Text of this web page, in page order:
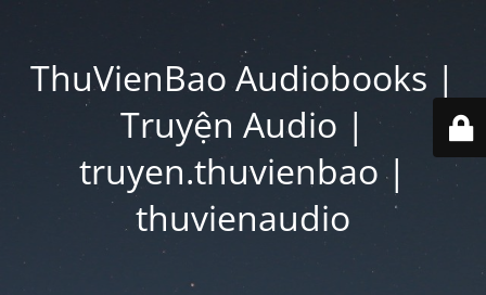
ThuVienBao Audiobooks |
Truyện Audio |
truyen.thuvienbao |
thuvienaudio